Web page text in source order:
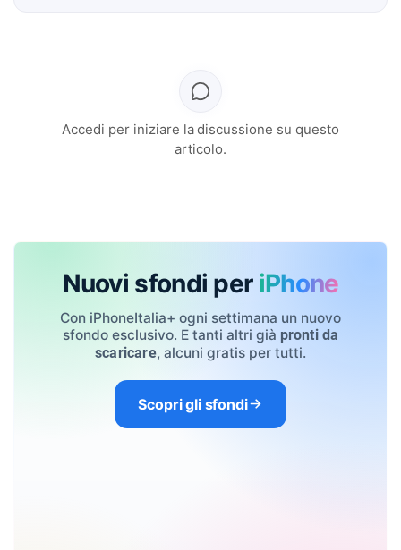
Accedi per iniziare la discussione su questo
articolo.
Nuovi sfondi per iPhone
Con iPhoneItalia+ ogni settimana un nuovo
sfondo esclusivo. E tanti altri già pronti da
scaricare, alcuni gratis per tutti.
Scopri gli sfondi